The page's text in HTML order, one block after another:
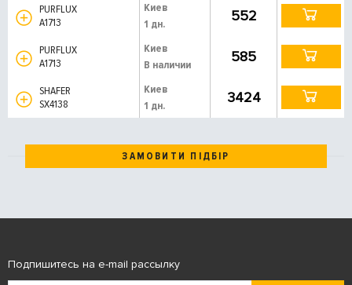
PURFLUX
A1713
Киев
1 дн.
552
PURFLUX
A1713
Киев
В наличии
585
SHAFER
SX4138
Киев
1 дн.
3424
ЗАМОВИТИ ПІДБІР
Подпишитесь на e-mail рассылку